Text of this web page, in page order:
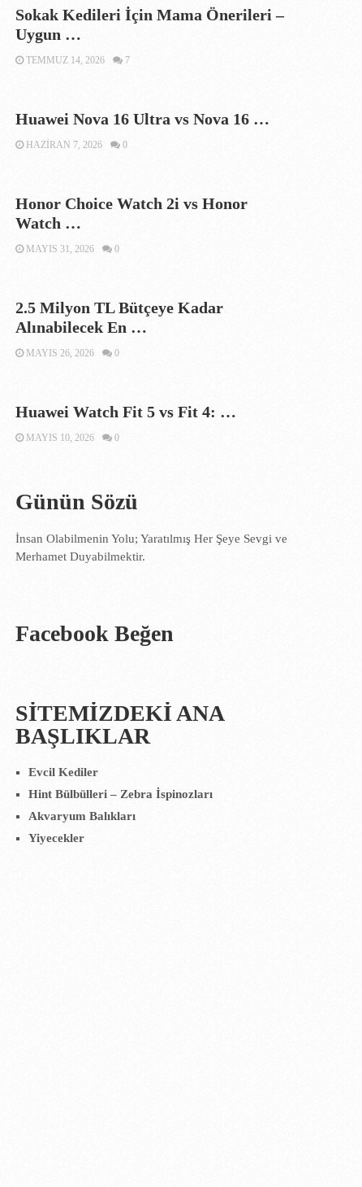
Sokak Kedileri İçin Mama Önerileri –
Uygun …
TEMMUZ 14, 2026 7
Huawei Nova 16 Ultra vs Nova 16 …
HAZIRAN 7, 2026 0
Honor Choice Watch 2i vs Honor
Watch …
MAYIS 31, 2026 0
2.5 Milyon TL Bütçeye Kadar
Alınabilecek En …
MAYIS 26, 2026 0
Huawei Watch Fit 5 vs Fit 4: …
MAYIS 10, 2026 0
Günün Sözü
İnsan Olabilmenin Yolu; Yaratılmış Her Şeye Sevgi ve
Merhamet Duyabilmektir.
Facebook Beğen
SİTEMİZDEKİ ANA
BAŞLIKLAR
Evcil Kediler
Hint Bülbülleri – Zebra İspinozları
Akvaryum Balıkları
Yiyecekler